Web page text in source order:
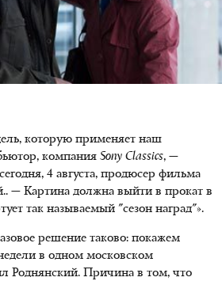
которую применяет наш
компания Sony Classics, —
сегодня, 4 августа, продюсер фильма
— Картина должна выйти в прокат в
так называемый "сезон наград"».
решение таково: покажем
в одном московском
Роднянский. Причина в том, что